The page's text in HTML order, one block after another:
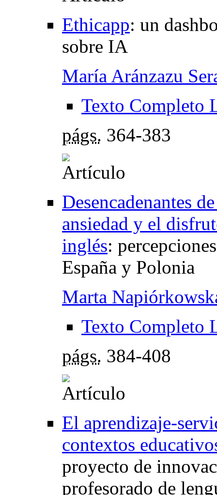
Ethicapp: un
sobre IA
María Aránzazu
Texto Completo
págs. 364-383
Desencadenantes
ansiedad y el
inglés:
España y Polonia
Marta
Texto Completo
págs. 384-408
El aprendizaje-
contextos
proyecto de
profesorado de